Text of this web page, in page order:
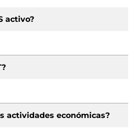
activo?
actividades económicas?